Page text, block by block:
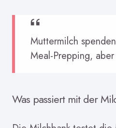
Muttermilch
Meal-Prepping,
Was passiert mit der